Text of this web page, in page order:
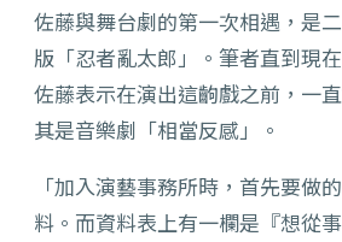
佐藤與舞台劇的第一次相遇，是
版「忍者亂太郎」。筆者直到現
佐藤表示在演出這齣戲之前，
其是音樂劇「相當反感」。
「加入演藝事務所時，首先要做
料。而資料表上有一欄是『想從